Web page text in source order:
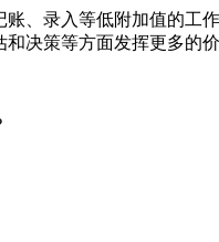
、录入等低附加值的工
决策等方面发挥更多的